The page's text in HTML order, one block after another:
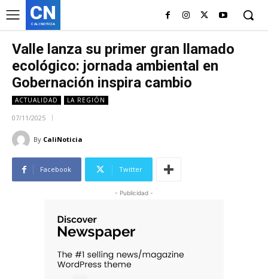
CN
CALI NOTICIA
Valle lanza su primer gran llamado
ecológico: jornada ambiental en
Gobernación inspira cambio
ACTUALIDAD LA REGIÓN
07/11/2025
By CaliNoticia
Facebook Twitter
- Publicidad -